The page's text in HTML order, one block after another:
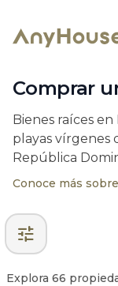
Comprar
Bienes raíces
playas vírgenes
República
Conoce más
tune
Explora 66